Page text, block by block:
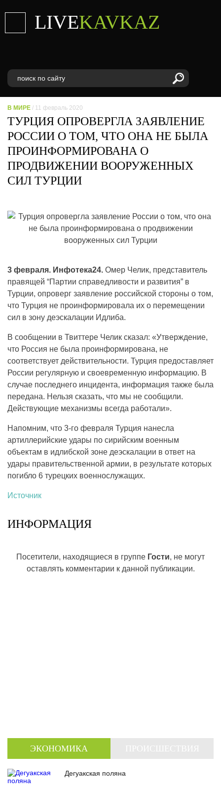
LIVEKAVKAZ
В МИРЕ / 11 февраль 2020
ТУРЦИЯ ОПРОВЕРГЛА ЗАЯВЛЕНИЕ
РОССИИ О ТОМ, ЧТО ОНА НЕ БЫЛА
ПРОИНФОРМИРОВАНА О
ПРОДВИЖЕНИИ ВООРУЖЕННЫХ
СИЛ ТУРЦИИ
3 февраля. Инфотека24. Омер Челик, представитель
правящей “Партии справедливости и развития” в
Турции, опроверг заявление российской стороны о том,
что Турция не проинформировала их о перемещении
сил в зону деэскалации Идлиба.
В сообщении в Твиттере Челик сказал: «Утверждение,
что Россия не была проинформирована, не
соответствует действительности. Турция предоставляет
России регулярную и своевременную информацию. В
случае последнего инцидента, информация также была
передана. Нельзя сказать, что мы не сообщили.
Действующие механизмы всегда работали».
Напомним, что 3-го февраля Турция нанесла
артиллерийские удары по сирийским военным
объектам в идлибской зоне деэскалации в ответ на
удары правительственной армии, в результате которых
погибло 6 турецких военнослужащих.
Источник
ИНФОРМАЦИЯ
Посетители, находящиеся в группе Гости, не могут
оставлять комментарии к данной публикации.
ЭКОНОМИКА
Дегуакская поляна